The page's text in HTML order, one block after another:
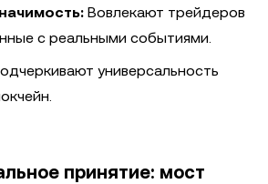
Вовлекают трейдеров
с реальными событиями.
универсальность
принятие: мост